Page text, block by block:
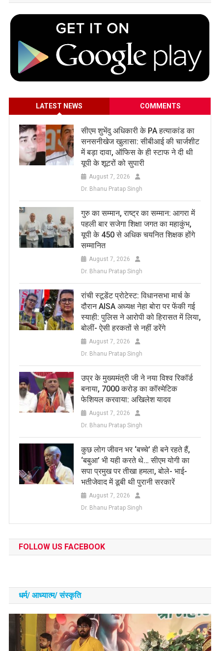
LATEST NEWS COMMENTS
सीएम शुभेंदु अधिकारी के PA हत्याकांड का
सनसनीखेज खुलासा: सीबीआई की चार्जशीट
में बड़ा दावा, ऑफिस के ही स्टाफ ने दी थी
यूपी के शूटरों को सुपारी
August 7, 2026
Dr. Bhanu Pratap Singh
​गुरु का सम्मान, राष्ट्र का सम्मान: आगरा में
पहली बार सजेगा शिक्षा जगत का महाकुंभ,
यूपी के 450 से अधिक चयनित शिक्षक होंगे
सम्मानित
August 7, 2026
Dr. Bhanu Pratap Singh
रांची स्टूडेंट प्रोटेस्ट: विधानसभा मार्च के
दौरान AISA अध्यक्ष नेहा बोरा पर फेंकी गई
स्याही: पुलिस ने आरोपी को हिरासत में लिया,
बोलीं- ऐसी हरकतों से नहीं डरेंगे
August 7, 2026
Dr. Bhanu Pratap Singh
उप्र के मुख्यमंत्री जी ने नया विश्व रिकॉर्ड
बनाया, 7000 करोड़ का कॉस्मेटिक
फेशियल करवाया: अखिलेश यादव
August 7, 2026
Dr. Bhanu Pratap Singh
कुछ लोग जीवन भर ‘बच्चे’ ही बने रहते हैं,
‘बबुआ’ भी यही करते थे… सीएम योगी का
सपा प्रमुख पर तीखा हमला, बोले- भाई-
भतीजेवाद में डूबी थी पुरानी सरकारें
August 7, 2026
Dr. Bhanu Pratap Singh
FOLLOW US FACEBOOK
धर्म/ आध्‍यात्‍म/ संस्‍कृति